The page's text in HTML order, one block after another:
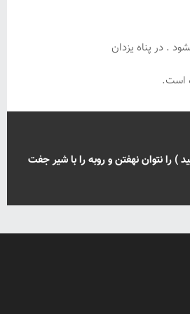
. در پناه یزدان
است.
نتوان نهفتن و روبه را با شیر جفت